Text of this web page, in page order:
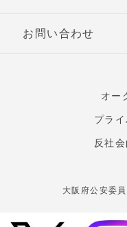
お問い合わせ
オー
プラ
反社
大阪府公安委